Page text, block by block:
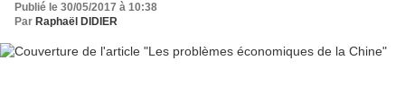
Publié le 30/05/2017 à 10:38
Par Raphaël DIDIER